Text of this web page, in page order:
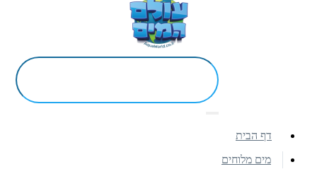
דף הבית
מים מלוחים